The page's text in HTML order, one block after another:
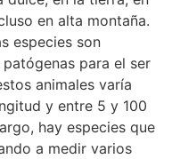
en alta montaña.
especies son
para el ser
animales varía
y entre 5 y 100
hay especies que
a medir varios